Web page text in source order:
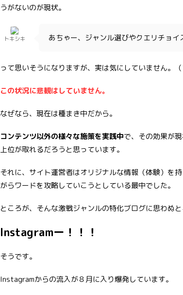
うがないのが現状。
トキシキ あちゃー、ジャンル選びやクエリチョイ
って思いそうになりますが、実は気にしていません。
この状況に悲観はしていません。
なぜなら、現在は種まき中だから。
コンテンツ以外の様々な施策を実践中で、その効果が
上位が取れるだろうと思っています。
それに、サイト運営者はオリジナルな情報（体験）を
がらワードを攻略していこうとしている最中でした。
ところが、そんな激戦ジャンルの特化ブログに思わぬ
Instagramー！！！
そうです。
Instagramからの流入が８月に入り爆発しています。